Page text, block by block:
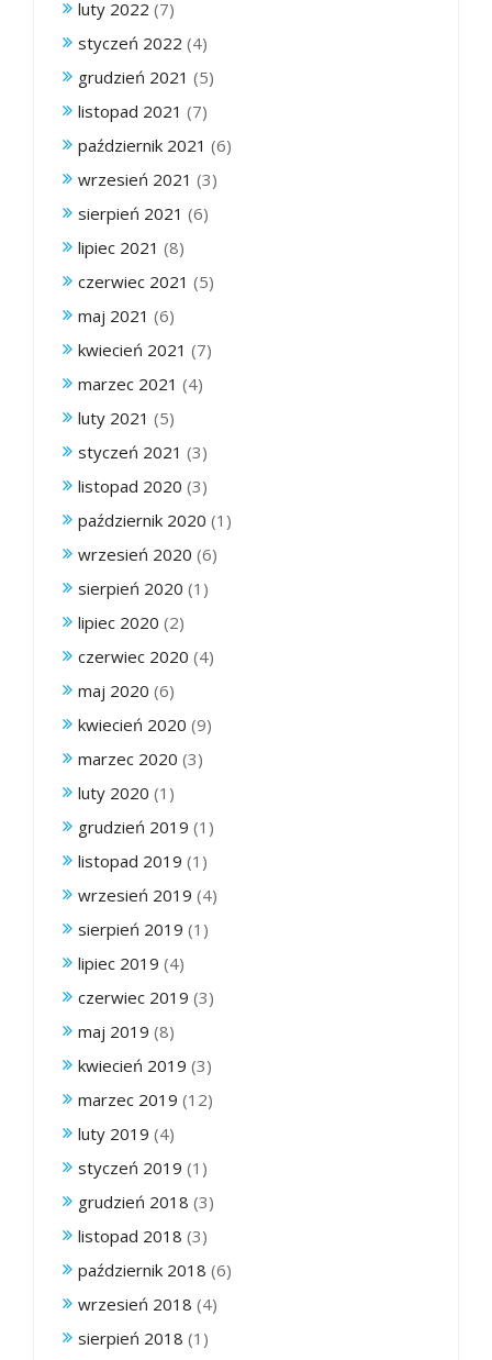
luty 2022 (7)
styczeń 2022 (4)
grudzień 2021 (5)
listopad 2021 (7)
październik 2021 (6)
wrzesień 2021 (3)
sierpień 2021 (6)
lipiec 2021 (8)
czerwiec 2021 (5)
maj 2021 (6)
kwiecień 2021 (7)
marzec 2021 (4)
luty 2021 (5)
styczeń 2021 (3)
listopad 2020 (3)
październik 2020 (1)
wrzesień 2020 (6)
sierpień 2020 (1)
lipiec 2020 (2)
czerwiec 2020 (4)
maj 2020 (6)
kwiecień 2020 (9)
marzec 2020 (3)
luty 2020 (1)
grudzień 2019 (1)
listopad 2019 (1)
wrzesień 2019 (4)
sierpień 2019 (1)
lipiec 2019 (4)
czerwiec 2019 (3)
maj 2019 (8)
kwiecień 2019 (3)
marzec 2019 (12)
luty 2019 (4)
styczeń 2019 (1)
grudzień 2018 (3)
listopad 2018 (3)
październik 2018 (6)
wrzesień 2018 (4)
sierpień 2018 (1)